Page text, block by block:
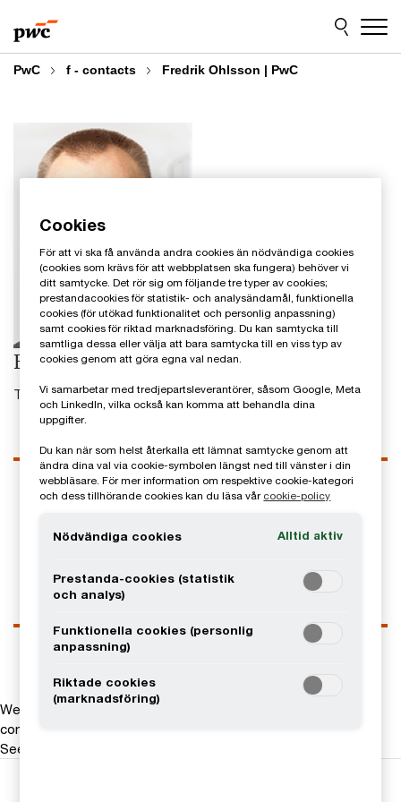
to
content
to
footer
PwC f - contacts Fredrik Ohlsson | PwC
Fredrik Ohlsson
Tax & Legal Services, PwC Sverige
Kontaktuppgifter
Tel0709-29 14 19
Email
LinkedIn
We help you meet tomorrow’s tech demands
compete at a speed that rewrites the rules
See how
Cookies
För att vi ska få använda andra cookies än nödvändiga cookies
(cookies som krävs för att webbplatsen ska fungera) behöver vi
ditt samtycke. Det rör sig om följande tre typer av cookies;
prestandacookies för statistik- och analysändamål, funktionella
cookies (för utökad funktionalitet och personlig anpassning)
samt cookies för riktad marknadsföring. Du kan samtycka till
samtliga dessa eller välja att bara samtycka till en viss typ av
cookies genom att göra egna val nedan.
Vi samarbetar med tredjepartsleverantörer, såsom Google, Meta
och LinkedIn, vilka också kan komma att behandla dina
uppgifter.
Du kan när som helst återkalla ett lämnat samtycke genom att
ändra dina val via cookie-symbolen längst ned till vänster i din
webbläsare. För mer information om respektive cookie-kategori
och dess tillhörande cookies kan du läsa vår cookie-policy
Nödvändiga cookies Alltid aktiv
Prestanda-cookies (statistik
och analys)
Funktionella cookies (personlig
anpassning)
Riktade cookies
(marknadsföring)